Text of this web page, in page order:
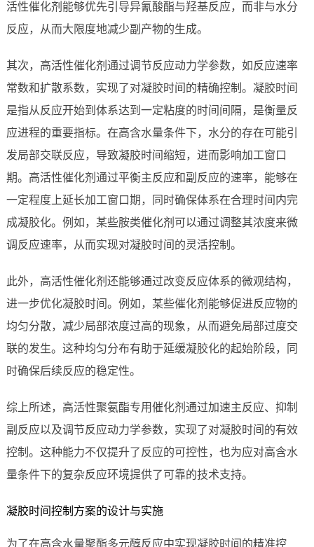
活性催化剂能够优先引导异氰酸酯与羟基反应，而非与水分
反应，从而大限度地减少副产物的生成。
其次，高活性催化剂通过调节反应动力学参数，如反应速率
常数和扩散系数，实现了对凝胶时间的精确控制。凝胶时间
是指从反应开始到体系达到一定粘度的时间间隔，是衡量反
应进程的重要指标。在高含水量条件下，水分的存在可能引
发局部交联反应，导致凝胶时间缩短，进而影响加工窗口
期。高活性催化剂通过平衡主反应和副反应的速率，能够在
一定程度上延长加工窗口期，同时确保体系在合理时间内完
成凝胶化。例如，某些胺类催化剂可以通过调整其浓度来微
调反应速率，从而实现对凝胶时间的灵活控制。
此外，高活性催化剂还能够通过改变反应体系的微观结构，
进一步优化凝胶时间。例如，某些催化剂能够促进反应物的
均匀分散，减少局部浓度过高的现象，从而避免局部过度交
联的发生。这种均匀分布有助于延缓凝胶化的起始阶段，同
时确保后续反应的稳定性。
综上所述，高活性聚氨酯专用催化剂通过加速主反应、抑制
副反应以及调节反应动力学参数，实现了对凝胶时间的有效
控制。这种能力不仅提升了反应的可控性，也为应对高含水
量条件下的复杂反应环境提供了可靠的技术支持。
凝胶时间控制方案的设计与实施
为了在高含水量聚酯多元醇反应中实现凝胶时间的精准控